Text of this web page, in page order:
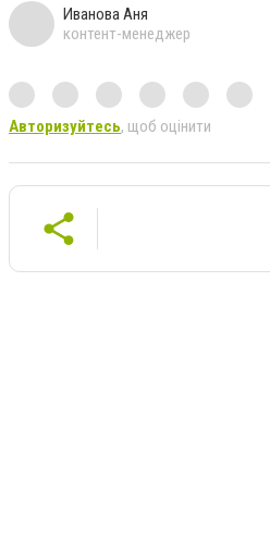
Иванова Аня
контент-менеджер
Авторизуйтесь, щоб оцінити